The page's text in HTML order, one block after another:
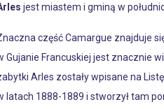
jest miastem i gminą w
część Camargue znajduje
Gujanie Francuskiej jest znacznie
Arles zostały wpisane na
latach 1888-1889 i stworzył tam